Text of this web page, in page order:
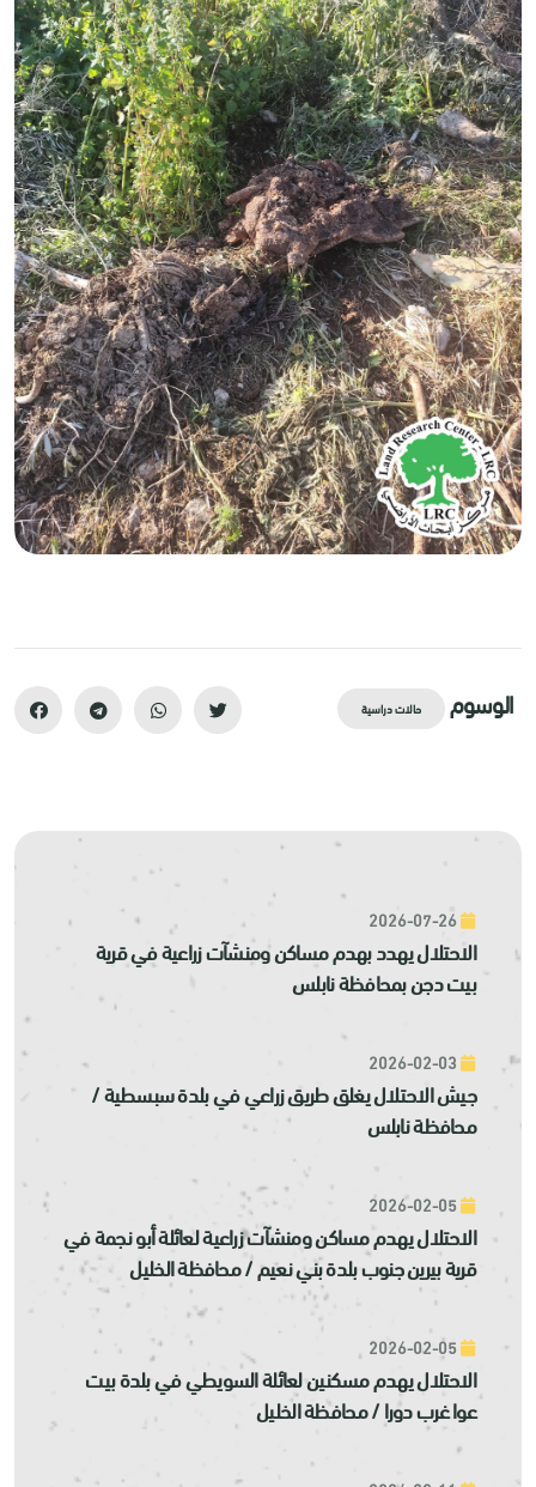
الوسوم حالات دراسية
الاحتلال يهدد بهدم مساكن ومنشآت زراعية في قرية
بيت دجن بمحافظة نابلس
جيش الاحتلال يغلق طريق زراعي في بلدة سبسطية /
محافظة نابلس
الاحتلال يهدم مساكن ومنشآت زراعية لعائلة أبو نجمة في
قرية بيرين جنوب بلدة بني نعيم / محافظة الخليل
الاحتلال يهدم مسكنين لعائلة السويطي في بلدة بيت
عوا غرب دورا / محافظة الخليل